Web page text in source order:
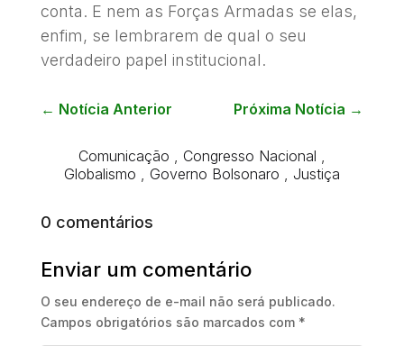
conta. E nem as Forças Armadas se elas,
enfim, se lembrarem de qual o seu
verdadeiro papel institucional.
← Notícia Anterior Próxima Notícia →
Comunicação Congresso Nacional
Globalismo
Governo Bolsonaro Justiça
0 comentários
Enviar um comentário
O seu endereço de e-mail não será publicado.
Campos obrigatórios são marcados com *